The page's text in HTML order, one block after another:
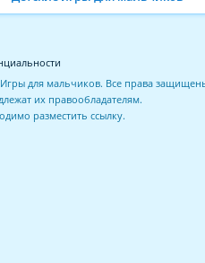
для мальчиков. Все права
их правообладателям.
разместить ссылку.